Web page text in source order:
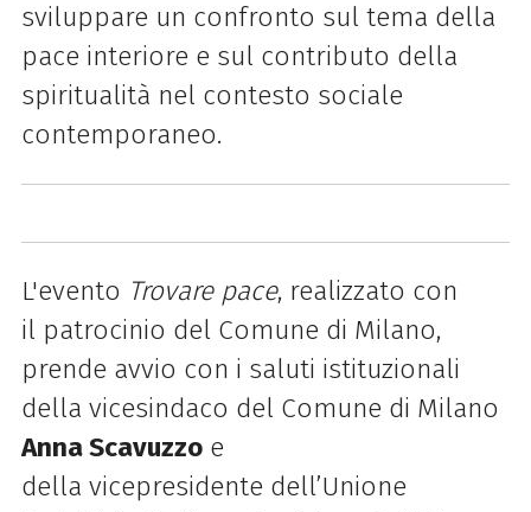
sviluppare un confronto sul tema della
pace interiore e sul contributo della
spiritualità nel contesto sociale
contemporaneo.
L'evento Trovare pace, realizzato con
il patrocinio del Comune di Milano,
prende avvio con i saluti istituzionali
della vicesindaco del Comune di Milano
Anna Scavuzzoe
della vicepresidente dell’Unione